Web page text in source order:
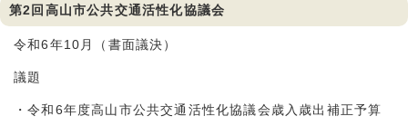
第2回高山市公共交通活性化協議会
令和6年10月（書面議決）
議題
・令和6年度高山市公共交通活性化協議会歳入歳出補正予算